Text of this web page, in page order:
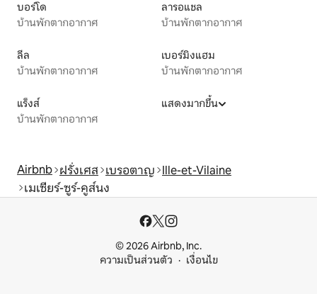
บอร์โด
บ้านพักตากอากาศ
ลารอแชล
บ้านพักตากอากาศ
ลีล
บ้านพักตากอากาศ
เบอร์มิงแฮม
บ้านพักตากอากาศ
แร็งส์
บ้านพักตากอากาศ
แสดงมากขึ้น
Airbnb ฝรั่งเศส เบรอตาญ Ille-et-Vilaine
เมเซียร์-ซูร์-คูส์นง
© 2026 Airbnb, Inc.
ความเป็นส่วนตัว
เงื่อนไข